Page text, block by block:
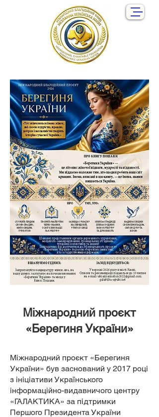
Міжнародний проєкт
«Берегиня України»
Міжнародний проєкт «Берегиня
України» був заснований у 2017 році
з ініціативи Українського
інформаційно-видавничого центру
«ГАЛАКТИКА» за підтримки
Першого Президента України